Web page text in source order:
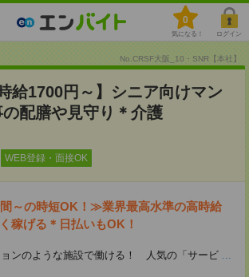
0
気になる！ ログイン
No.CRSF大阪_10・SNR【本社】
給1700円～】シニア向けマン
配膳や見守り＊介護
WEB登録・面接OK
～の時短OK！≫業界最高水準の高時給
稼げる＊日払いもOK！
ンのような施設で働ける！ 人気の「サービ ...